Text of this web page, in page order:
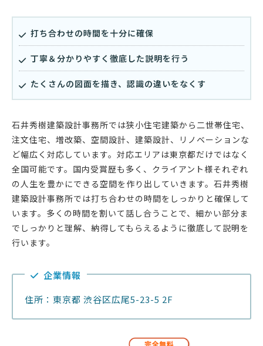
打ち合わせの時間を十分に確保
丁寧＆分かりやすく徹底した説明を行う
たくさんの図面を描き、認識の違いをなくす
石井秀樹建築設計事務所では狭小住宅建築から二世帯住宅、
注文住宅、増改築、空間設計、建築設計、リノベーションな
ど幅広く対応しています。対応エリアは東京都だけではなく
全国可能です。国内受賞歴も多く、クライアント様それぞれ
の人生を豊かにできる空間を作り出していきます。石井秀樹
建築設計事務所では打ち合わせの時間をしっかりと確保して
います。多くの時間を割いて話し合うことで、細かい部分ま
でしっかりと理解、納得してもらえるように徹底して説明を
行います。
企業情報
住所：東京都 渋谷区広尾5-23-5 2F